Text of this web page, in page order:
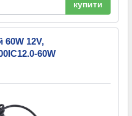
купити
60W 12V,
60W